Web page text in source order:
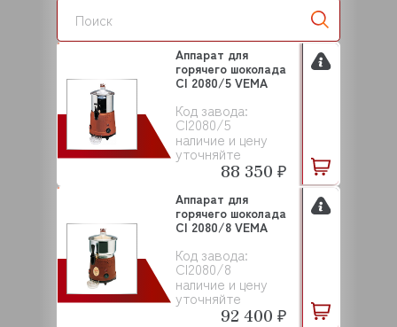
Код завода:
CI2080/5
наличие и цену
уточняйте
Аппарат для
горячего шоколада
CI 2080/5 VEMA
88 350 ₽
Код завода:
CI2080/8
наличие и цену
уточняйте
Аппарат для
горячего шоколада
CI 2080/8 VEMA
92 400 ₽